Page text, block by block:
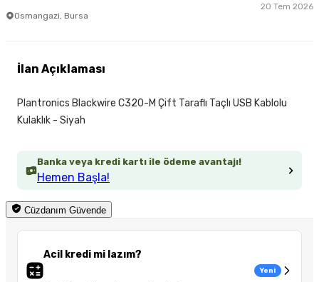
Osmangazi, Bursa
20 Tem 2026
Banka veya kredi kartı ile ödeme avantajı!
Hemen Başla!
Cüzdanım Güvende
Acil kredi mi lazım?
Yeni
İlan Açıklaması
Plantronics Blackwire C320-M Çift Taraflı Taçlı USB Kablolu
Kulaklık - Siyah